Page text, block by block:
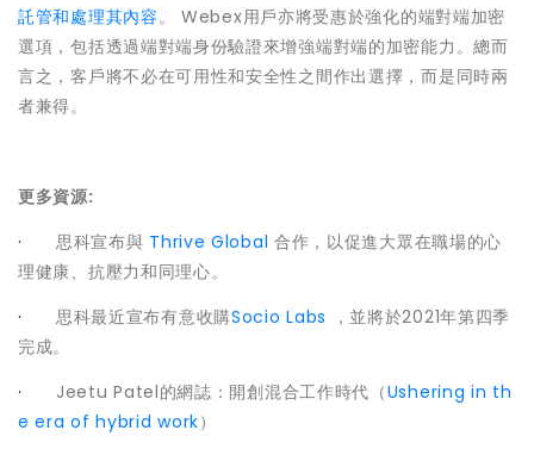
託管和處理其內容。 Webex用戶亦將受惠於強化的端對端加密
選項，包括透過端對端身份驗證來增強端對端的加密能力。總而
言之，客戶將不必在可用性和安全性之間作出選擇，而是同時兩
者兼得。
更多資源:
· 思科宣布與 Thrive Global 合作，以促進大眾在職場的心
理健康、抗壓力和同理心。
· 思科最近宣布有意收購Socio Labs ，並將於2021年第四季
完成。
· Jeetu Patel的網誌：開創混合工作時代（Ushering in th
e era of hybrid work）